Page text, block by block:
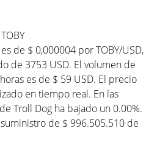
de $ 0,000004 por TOBY/USD,
de 3753 USD. El volumen de
es de $ 59 USD. El precio
en tiempo real. En las
Troll Dog ha bajado un 0.00%.
de $ 996.505.510 de